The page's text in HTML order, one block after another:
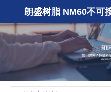
朗盛树脂 NM60不可